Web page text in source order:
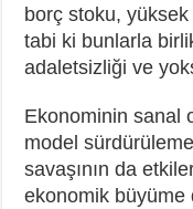
borç stoku,
tabi ki bunlarla
adaletsizliği ve
Ekonominin sanal
model
savaşının da
ekonomik büyüme